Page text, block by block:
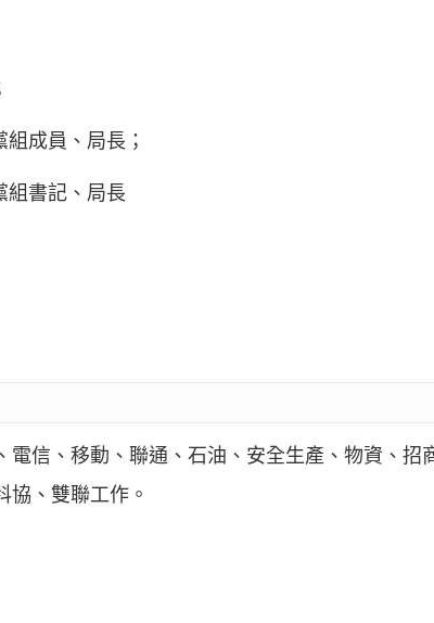
成員、局長；
組書記、局長
信、移動、聯通、石油、安全生產、物資、招
協、雙聯工作。